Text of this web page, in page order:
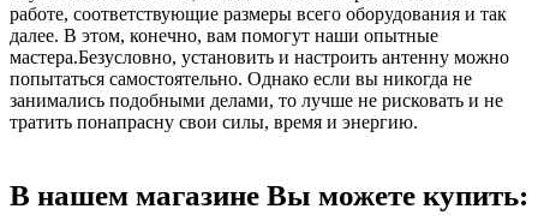
работе, соответствующие размеры всего оборудования и так
далее. В этом, конечно, вам помогут наши опытные
мастера.Безусловно, установить и настроить антенну можно
попытаться самостоятельно. Однако если вы никогда не
занимались подобными делами, то лучше не рисковать и не
тратить понапрасну свои силы, время и энергию.
В нашем магазине Вы можете купить: